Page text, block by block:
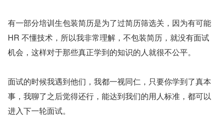
有一部分培训生包装简历是为了过简历筛选关，因为有可能
HR 不懂技术，所以我非常理解，不包装简历，就没有面试
机会，这样对于那些真正学到的知识的人就很不公平。
面试的时候我遇到他们，我都一视同仁，只要你学到了真本
事，我聊了之后觉得还行，能达到我们的用人标准，都可以
进入下一轮面试。